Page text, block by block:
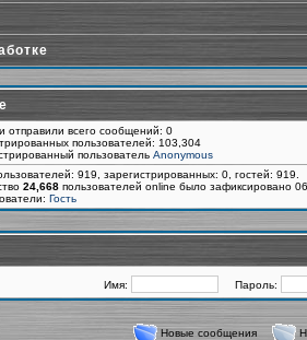
отправили всего сообщений: 0
пользователей: 103,304
пользователь Anonymous
919, зарегистрированных: 0, гостей:
24,668 пользователей online было зафиксировано
Гость
Имя: Пароль:
Новые сообщения